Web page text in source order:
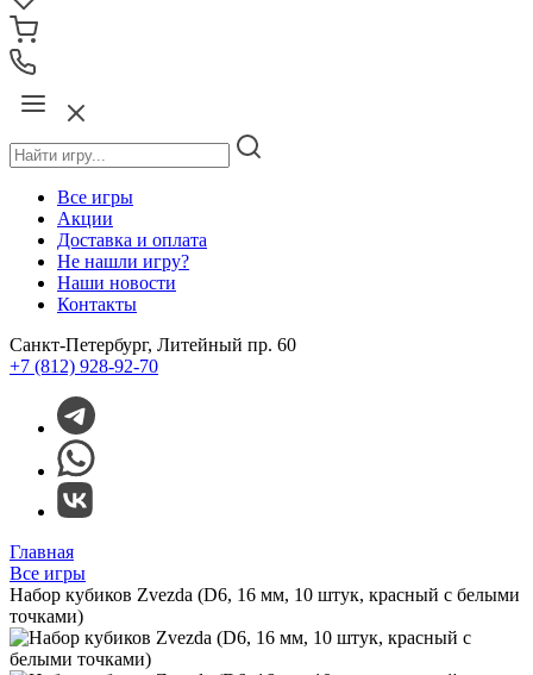
Все игры
Акции
Доставка и оплата
Не нашли игру?
Наши новости
Контакты
Санкт-Петербург, Литейный пр. 60
+7 (812) 928-92-70
Главная
Все игры
Набор кубиков Zvezda (D6, 16 мм, 10 штук, красный с белыми
точками)